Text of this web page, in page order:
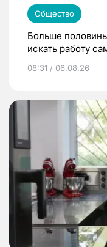
Общество
Больше
искать работу
08:31 / 06.08.26